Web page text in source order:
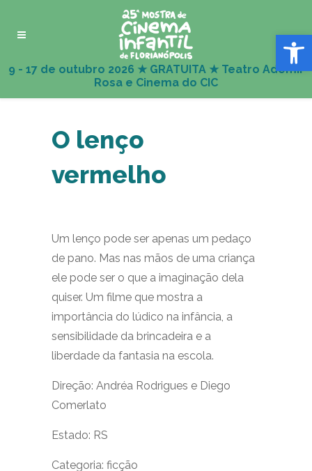
Abrir
O lenço
vermelho
Um lenço pode ser apenas um pedaço
de pano. Mas nas mãos de uma criança
ele pode ser o que a imaginação dela
quiser. Um filme que mostra a
importância do lúdico na infância, a
sensibilidade da brincadeira e a
liberdade da fantasia na escola.
Direção: Andréa Rodrigues e Diego
Comerlato
Estado: RS
Categoria: ficção